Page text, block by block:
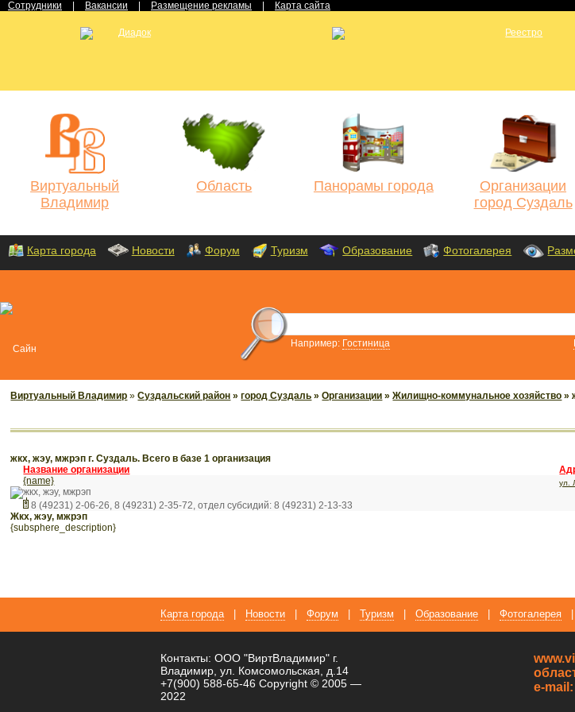
Сотрудники Вакансии Размещение рекламы Карта сайта
Виртуальный
Владимир
Область Панорамы города
Организации
город Суздаль
Карта города Новости Форум Туризм Образование Фотогалерея
Например: Гостиница
Виртуальный Владимир »Суздальский район »город Суздаль »Организации »Жилищно-коммунальное хозяйство »
жкх, жэу, мжрэп г. Суздаль. Всего в базе 1 организация
Название организации
{name}
жкх, жэу, мжрэп
8 (49231) 2-06-26, 8 (49231) 2-35-72, отдел субсидий: 8 (49231) 2-13-33
ул.
жкх, жэу, мжрэп
{subsphere_description}
Карта города Новости Форум Туризм Образование Фотогалерея
Контакты: ООО "ВиртВладимир" г.
Владимир, ул. Комсомольская, д.14
+7(900) 588-65-46 Copyright © 2005 —
2022
e-